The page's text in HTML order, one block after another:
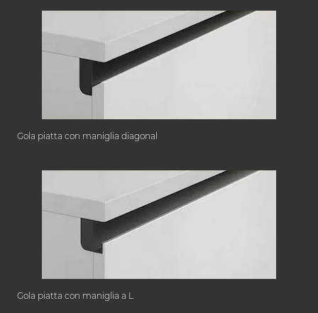
Gola piatta con maniglia diagonal
Gola piatta con maniglia a L